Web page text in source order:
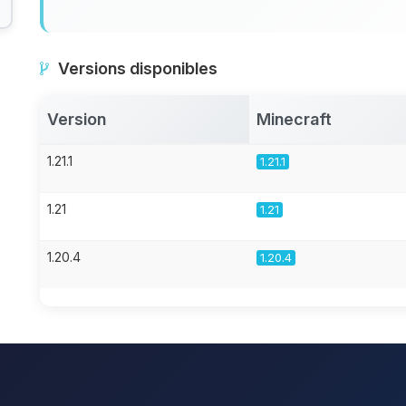
Versions disponibles
Version Minecraft
1.21.1 1.21.1
1.21 1.21
1.20.4 1.20.4